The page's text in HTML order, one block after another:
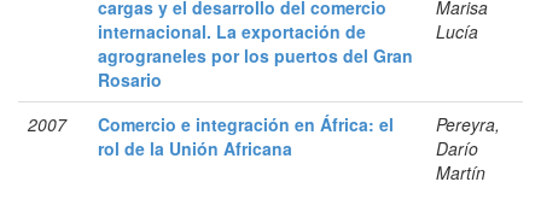
cargas y el desarrollo del comercio
internacional. La exportación de
agrograneles por los puertos del Gran
Rosario
Marisa
Lucía
2007
Comercio e integración en África: el
rol de la Unión Africana
Pereyra,
Darío
Martín